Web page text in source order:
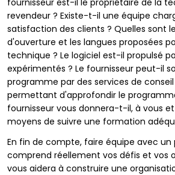
fournisseur est-il le propriétaire de la
revendeur ? Existe-t-il une équipe
satisfaction des clients ? Quelles sont
d'ouverture et les langues proposées
technique ? Le logiciel est-il propulsé
expérimentés ? Le fournisseur peut-il
programme par des services de
permettant d'approfondir le
fournisseur vous donnera-t-il, à vous
moyens de suivre une formation
En fin de compte, faire équipe avec un
comprend réellement vos défis et vos
vous aidera à construire une